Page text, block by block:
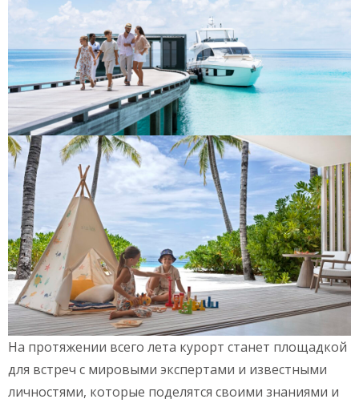
На протяжении всего лета курорт станет площадкой
для встреч с мировыми экспертами и известными
личностями, которые поделятся своими знаниями и